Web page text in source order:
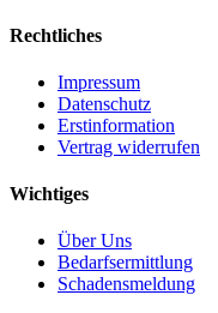
Rechtliches
Impressum
Datenschutz
Erstinformation
Vertrag widerrufen
Wichtiges
Über Uns
Bedarfsermittlung
Schadensmeldung